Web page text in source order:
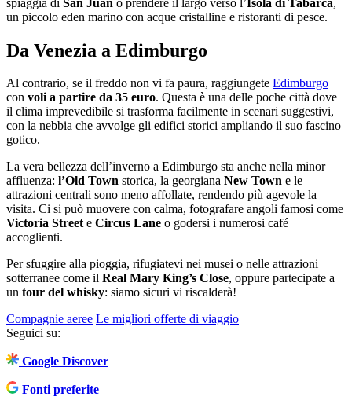
un piccolo eden marino con acque cristalline e ristoranti di pesce.
Da Venezia a Edimburgo
Al contrario, se il freddo non vi fa paura, raggiungete Edimburgo
con voli a partire da 35 euro. Questa è una delle poche città dove
il clima imprevedibile si trasforma facilmente in scenari suggestivi,
con la nebbia che avvolge gli edifici storici ampliando il suo fascino
gotico.
La vera bellezza dell’inverno a Edimburgo sta anche nella minor
affluenza: l’Old Town storica, la georgiana New Town e le
attrazioni centrali sono meno affollate, rendendo più agevole la
visita. Ci si può muovere con calma, fotografare angoli famosi come
Victoria Streete Circus Lane o godersi i numerosi café
accoglienti.
Per sfuggire alla pioggia, rifugiatevi nei musei o nelle attrazioni
sotterranee come il Real Mary King’s Close, oppure partecipate a
un tour del whisky: siamo sicuri vi riscalderà!
Compagnie aeree Le migliori offerte di viaggio
Seguici su:
Google Discover
Fonti preferite